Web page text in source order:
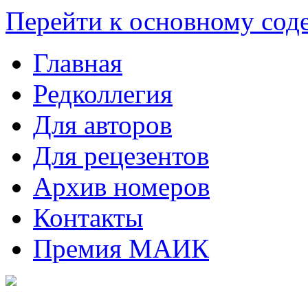
Перейти к основному
Главная
Редколлегия
Для авторов
Для рецезентов
Архив номеров
Контакты
Премия МАИК